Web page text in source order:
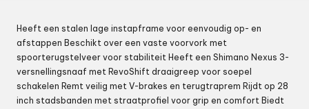
Heeft een stalen lage instapframe voor eenvoudig op- en
afstappen Beschikt over een vaste voorvork met
spoorterugstelveer voor stabiliteit Heeft een Shimano Nexus 3-
versnellingsnaaf met RevoShift draaigreep voor soepel
schakelen Remt veilig met V-brakes en terugtraprem Rijdt op 28
inch stadsbanden met straatprofiel voor grip en comfort Biedt